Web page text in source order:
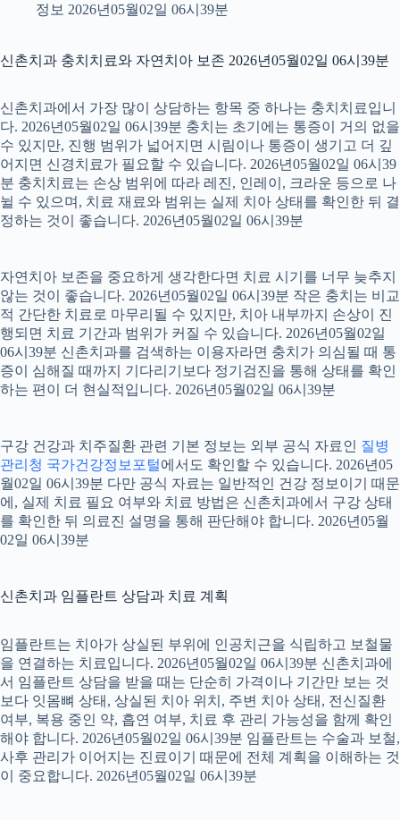
정보 2026년05월02일 06시39분
신촌치과 충치치료와 자연치아 보존 2026년05월02일 06시39분
신촌치과에서 가장 많이 상담하는 항목 중 하나는 충치치료입니
다. 2026년05월02일 06시39분 충치는 초기에는 통증이 거의 없을
수 있지만, 진행 범위가 넓어지면 시림이나 통증이 생기고 더 깊
어지면 신경치료가 필요할 수 있습니다. 2026년05월02일 06시39
분 충치치료는 손상 범위에 따라 레진, 인레이, 크라운 등으로 나
뉠 수 있으며, 치료 재료와 범위는 실제 치아 상태를 확인한 뒤 결
정하는 것이 좋습니다. 2026년05월02일 06시39분
자연치아 보존을 중요하게 생각한다면 치료 시기를 너무 늦추지
않는 것이 좋습니다. 2026년05월02일 06시39분 작은 충치는 비교
적 간단한 치료로 마무리될 수 있지만, 치아 내부까지 손상이 진
행되면 치료 기간과 범위가 커질 수 있습니다. 2026년05월02일
06시39분 신촌치과를 검색하는 이용자라면 충치가 의심될 때 통
증이 심해질 때까지 기다리기보다 정기검진을 통해 상태를 확인
하는 편이 더 현실적입니다. 2026년05월02일 06시39분
구강 건강과 치주질환 관련 기본 정보는 외부 공식 자료인 질병
관리청 국가건강정보포털에서도 확인할 수 있습니다. 2026년05
월02일 06시39분 다만 공식 자료는 일반적인 건강 정보이기 때문
에, 실제 치료 필요 여부와 치료 방법은 신촌치과에서 구강 상태
를 확인한 뒤 의료진 설명을 통해 판단해야 합니다. 2026년05월
02일 06시39분
신촌치과 임플란트 상담과 치료 계획
임플란트는 치아가 상실된 부위에 인공치근을 식립하고 보철물
을 연결하는 치료입니다. 2026년05월02일 06시39분 신촌치과에
서 임플란트 상담을 받을 때는 단순히 가격이나 기간만 보는 것
보다 잇몸뼈 상태, 상실된 치아 위치, 주변 치아 상태, 전신질환
여부, 복용 중인 약, 흡연 여부, 치료 후 관리 가능성을 함께 확인
해야 합니다. 2026년05월02일 06시39분 임플란트는 수술과 보철,
사후 관리가 이어지는 진료이기 때문에 전체 계획을 이해하는 것
이 중요합니다. 2026년05월02일 06시39분